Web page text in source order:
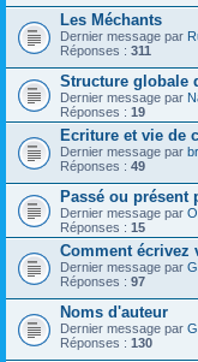
Les Méchants
Dernier message par
Réponses : 311
Structure globale
Dernier message par
Réponses : 19
Ecriture et vie de
Dernier message par
Réponses : 49
Passé ou présent
Dernier message par
Réponses : 15
Comment écrivez
Dernier message par
Réponses : 97
Noms d'auteur
Dernier message par
Réponses : 130